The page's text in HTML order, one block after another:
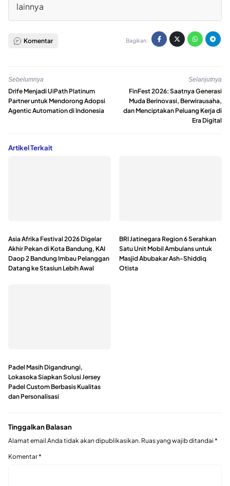
lainnya
Komentar Bagikan:
Sebelumnya
Drife Menjadi UiPath Platinum
Partner untuk Mendorong Adopsi
Agentic Automation di Indonesia
Selanjutnya
FinFest 2026: Saatnya Generasi
Muda Berinovasi, Berwirausaha,
dan Menciptakan Peluang Kerja di
Era Digital
Artikel Terkait
Asia Afrika Festival 2026 Digelar
Akhir Pekan di Kota Bandung, KAI
Daop 2 Bandung Imbau Pelanggan
Datang ke Stasiun Lebih Awal
BRI Jatinegara Region 6 Serahkan
Satu Unit Mobil Ambulans untuk
Masjid Abubakar Ash-Shiddiq
Otista
Padel Masih Digandrungi,
Lokasoka Siapkan Solusi Jersey
Padel Custom Berbasis Kualitas
dan Personalisasi
Tinggalkan Balasan
Alamat email Anda tidak akan dipublikasikan. Ruas yang wajib ditandai *
Komentar*